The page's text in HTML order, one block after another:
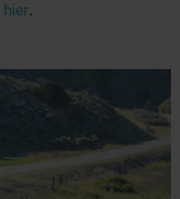
hier.